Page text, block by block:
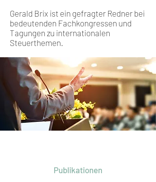
Gerald Brix ist ein gefragter Redner bei
bedeutenden Fachkongressen und
Tagungen zu internationalen
Steuerthemen.
Publikationen